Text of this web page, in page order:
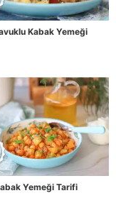
Kabak Yemeği
Yemeği Tarifi